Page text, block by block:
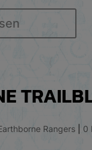
Rangers 0